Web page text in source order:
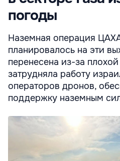
погоды
Наземная операция
планировалось на эти
перенесена из-за
затрудняла работу
операторов дронов,
поддержку наземным